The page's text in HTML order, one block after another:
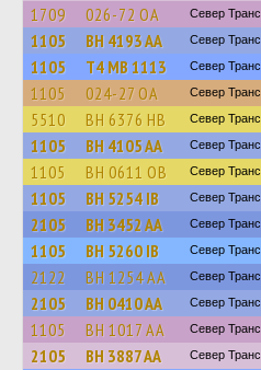
1709 026-72 ОА Север Транс
1105 BH 4193 AA Север Транс
1105 Т4 МВ 1113 Север Транс
1105 024-27 ОА Север Транс
5510 BH 6376 HB Север Транс
1105 BH 4105 AA Север Транс
1105 BH 0611 OB Север Транс
1105 BH 5254 IB Север Транс
2105 BH 3452 AA Север Транс
1105 BH 5260 IB Север Транс
2122 BH 1254 AA Север Транс
2105 BH 0410 AA Север Транс
1105 BH 1017 AA Север Транс
2105 BH 3887 AA Север Транс